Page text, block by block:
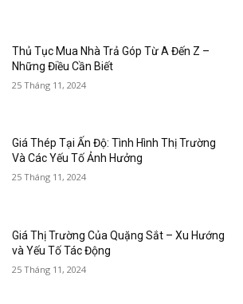
Thủ Tục Mua Nhà Trả Góp Từ A Đến Z –
Những Điều Cần Biết
25 Tháng 11, 2024
Giá Thép Tại Ấn Độ: Tình Hình Thị Trường
Và Các Yếu Tố Ảnh Hưởng
25 Tháng 11, 2024
Giá Thị Trường Của Quặng Sắt – Xu Hướng
và Yếu Tố Tác Động
25 Tháng 11, 2024